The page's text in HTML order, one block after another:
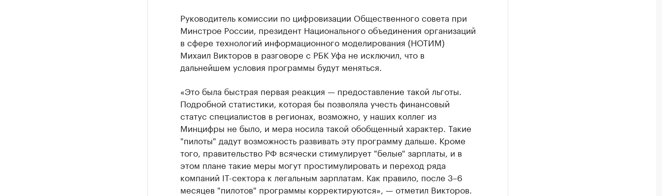
Руководитель комиссии по цифровизации Общественного совета при
Минстрое России, президент Национального объединения организаций
в сфере технологий информационного моделирования (НОТИМ)
Михаил Викторов в разговоре с РБК Уфа не исключил, что в
дальнейшем условия программы будут меняться.
«Это была быстрая первая реакция — предоставление такой льготы.
Подробной статистики, которая бы позволяла учесть финансовый
статус специалистов в регионах, возможно, у наших коллег из
Минцифры не было, и мера носила такой обобщенный характер. Такие
"пилоты" дадут возможность развивать эту программу дальше. Кроме
того, правительство РФ всячески стимулирует "белые" зарплаты, и в
этом плане такие меры могут простимулировать и переход ряда
компаний IT-сектора к легальным зарплатам. Как правило, после 3–6
месяцев "пилотов" программы корректируются», — отметил Викторов.